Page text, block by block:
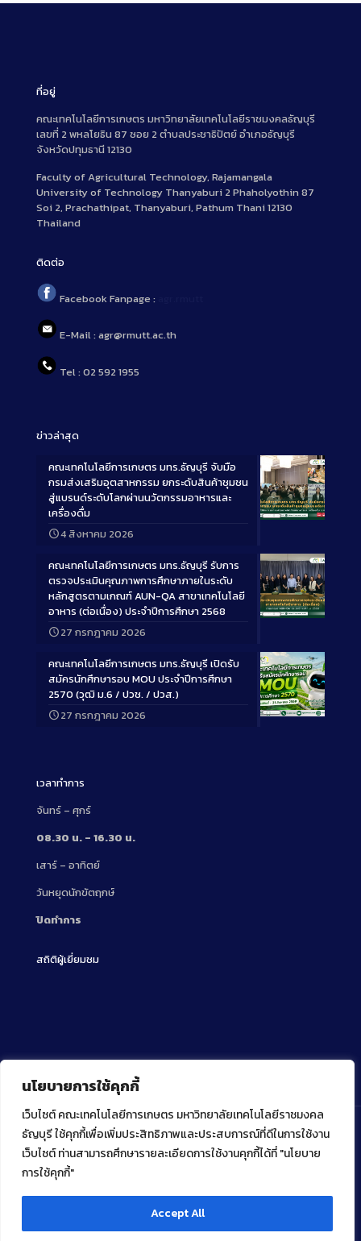
นโยบายการใช้คุกกี้
เว็บไซต์ คณะเทคโนโลยีการเกษตร มหาวิทยาลัยเทคโนโลยีราชมงคล
ธัญบุรี ใช้คุกกี้เพื่อเพิ่มประสิทธิภาพและประสบการณ์ที่ดีในการใช้งาน
เว็บไซต์ ท่านสามารถศึกษารายละเอียดการใช้งานคุกกี้ได้ที่ "นโยบาย
การใช้คุกกี้"
Accept All
ที่อยู่
คณะเทคโนโลยีการเกษตร มหาวิทยาลัยเทคโนโลยีราชมงคลธัญบุรี
เลขที่ 2 พหลโยธิน 87 ซอย 2 ตำบลประชาธิปัตย์ อำเภอธัญบุรี
จังหวัดปทุมธานี 12130
Faculty of Agricultural Technology, Rajamangala
University of Technology Thanyaburi 2 Phaholyothin 87
Soi 2, Prachathipat, Thanyaburi, Pathum Thani 12130
Thailand
ติดต่อ
Facebook Fanpage :
E-Mail : agr@rmutt.ac.th
Tel : 02 592 1955
ข่าวล่าสุด
Long
คณะเทคโนโลยีการเกษตร มทร.ธัญบุรี จับมือ
กรมส่งเสริมอุตสาหกรรม ยกระดับสินค้าชุมชน
สู่แบรนด์ระดับโลกผ่านนวัตกรรมอาหารและ
เครื่องดื่ม
4 สิงหาคม 2026
Long
คณะเทคโนโลยีการเกษตร มทร.ธัญบุรี รับการ
ตรวจประเมินคุณภาพการศึกษาภายในระดับ
หลักสูตรตามเกณฑ์ AUN-QA สาขาเทคโนโลยี
อาหาร (ต่อเนื่อง) ประจำปีการศึกษา 2568
27 กรกฎาคม 2026
Long
คณะเทคโนโลยีการเกษตร มทร.ธัญบุรี เปิดรับ
สมัครนักศึกษารอบ MOU ประจำปีการศึกษา
2570 (วุฒิ ม.6 / ปวช. / ปวส.)
27 กรกฎาคม 2026
เวลาทำการ
จันทร์ – ศุกร์
08.30 น. – 16.30 น.
เสาร์ – อาทิตย์
วันหยุดนักขัตฤกษ์
ปิดทำการ
สถิติผู้เยี่ยมชม
Copyright ⓒ 2022 คณะเทคโนโลยีการเกษตร มหาวิทยาลัย